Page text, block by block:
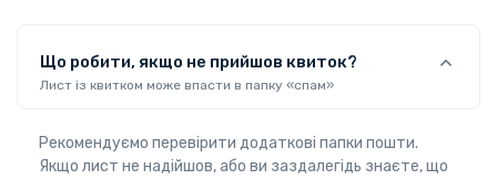
Що робити, якщо не прийшов квиток?
Лист із квитком може впасти в папку «спам»
Рекомендуємо перевірити додаткові папки пошти.
Якщо лист не надійшов, або ви заздалегідь знаєте, що